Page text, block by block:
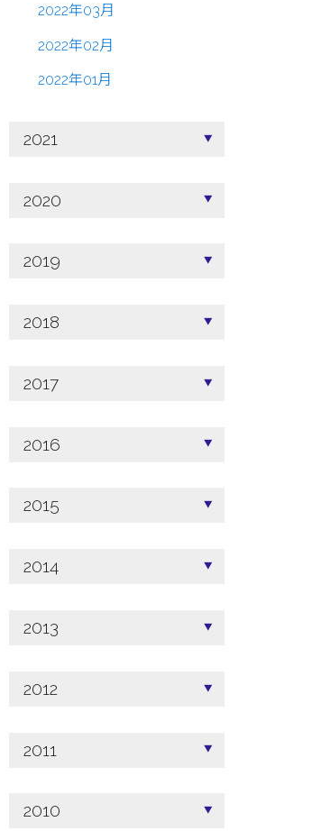
2022年03月
2022年02月
2022年01月
2021
2020
2019
2018
2017
2016
2015
2014
2013
2012
2011
2010